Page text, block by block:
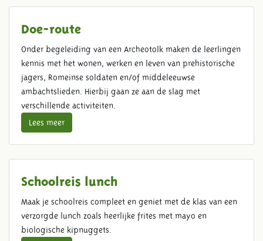
Doe-route
Onder begeleiding van een Archeotolk maken de leerlingen
kennis met het wonen, werken en leven van prehistorische
jagers, Romeinse soldaten en/of middeleeuwse
ambachtslieden. Hierbij gaan ze aan de slag met
verschillende activiteiten.
Lees meer
Schoolreis lunch
Maak je schoolreis compleet en geniet met de klas van een
verzorgde lunch zoals heerlijke frites met mayo en
biologische kipnuggets.